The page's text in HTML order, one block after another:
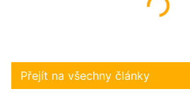
Přejít na všechny články